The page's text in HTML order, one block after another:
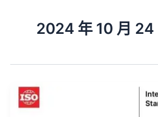
2024 年 10 月 24